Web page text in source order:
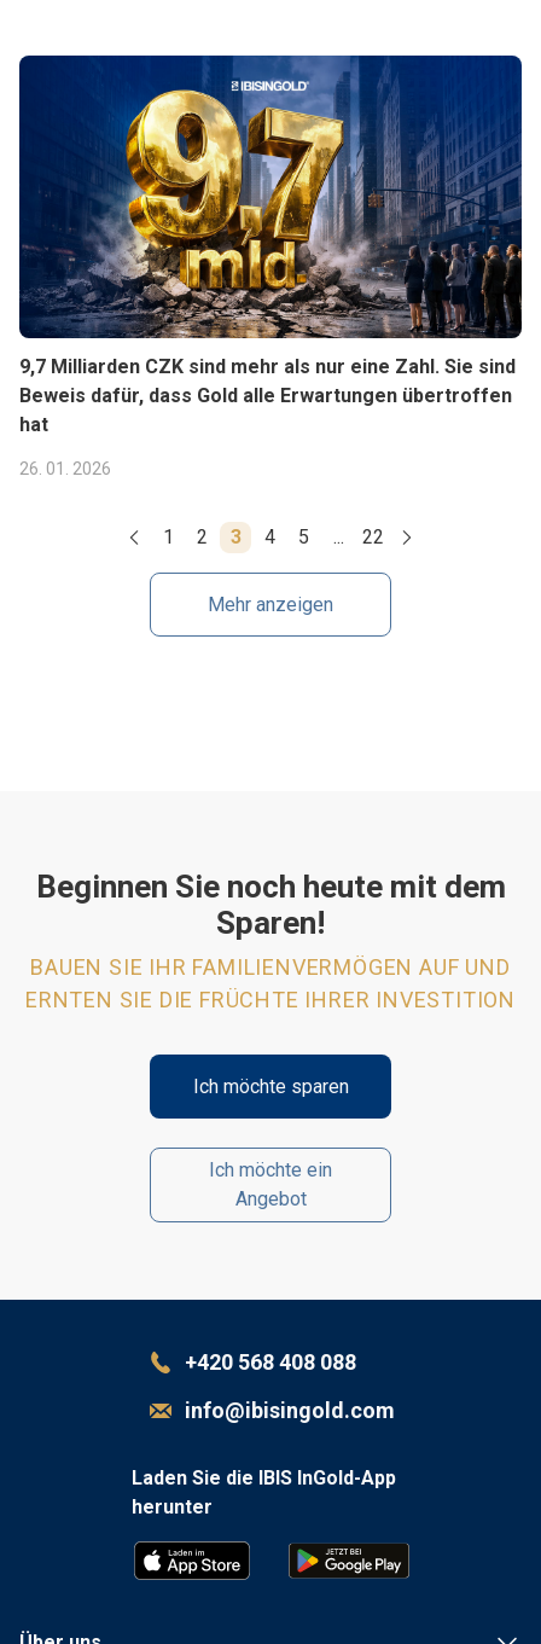
9,7 Milliarden CZK sind mehr als nur eine Zahl. Sie sind
Beweis dafür, dass Gold alle Erwartungen übertroffen
hat
26. 01. 2026
1 2 3 4 5 ... 22
Mehr anzeigen
Beginnen Sie noch heute mit dem
Sparen!
BAUEN SIE IHR FAMILIENVERMÖGEN AUF UND
ERNTEN SIE DIE FRÜCHTE IHRER INVESTITION
Ich möchte sparen
Ich möchte ein
Angebot
+420 568 408 088
info@ibisingold.com
Laden Sie die IBIS InGold-App
herunter